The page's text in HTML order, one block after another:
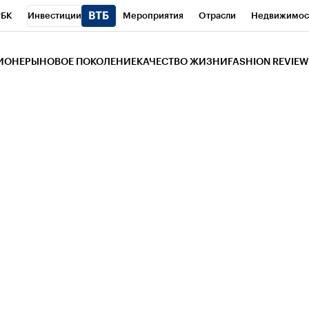
Инвестиции Мероприятия Отрасли
НОВОЕ ПОКОЛЕНИЕ КАЧЕСТВО ЖИЗНИ FASHION REVIEW